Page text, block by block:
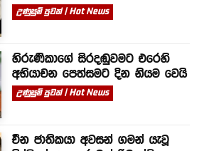
උණුසුම් පුවත් | Hot News
හිරුණිකාගේ සිරදඬුවමට එරෙහි
අභියාචන පෙත්සමට දින නියම වෙයි
උණුසුම් පුවත් | Hot News
චීන ජාතිකයා අවසන් ගමන් යැවූ